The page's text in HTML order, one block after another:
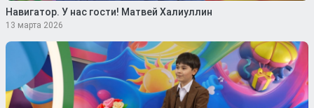
Навигатор. У нас гости! Матвей Халиуллин
13 марта 2026